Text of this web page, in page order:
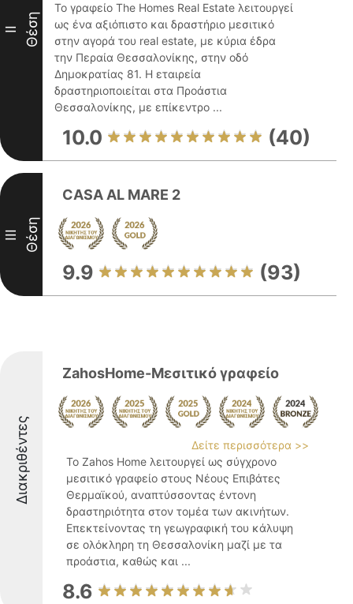
II Θέση
Το γραφείο The Homes Real Estate λειτουργεί
ως ένα αξιόπιστο και δραστήριο μεσιτικό
στην αγορά του real estate, με κύρια έδρα
την Περαία Θεσσαλονίκης, στην οδό
Δημοκρατίας 81. Η εταιρεία
δραστηριοποιείται στα Προάστια
Θεσσαλονίκης, με επίκεντρο ...
10.0 (40)
III Θέση
CASA AL MARE 2
9.9 (93)
Διακριθέντες
ZahosΗome-Μεσιτικό γραφείο
Δείτε περισσότερα >>
Το Zahos Home λειτουργεί ως σύγχρονο
μεσιτικό γραφείο στους Νέους Επιβάτες
Θερμαϊκού, αναπτύσσοντας έντονη
δραστηριότητα στον τομέα των ακινήτων.
Επεκτείνοντας τη γεωγραφική του κάλυψη
σε ολόκληρη τη Θεσσαλονίκη μαζί με τα
προάστια, καθώς και ...
8.6